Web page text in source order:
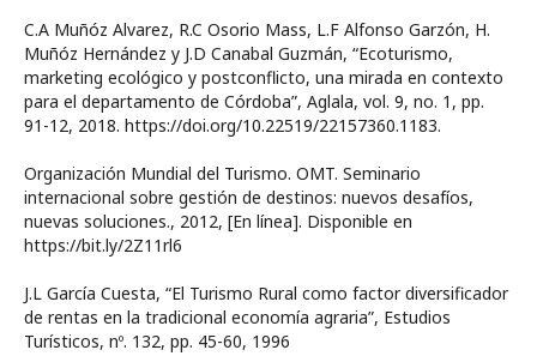
C.A Muñóz Alvarez, R.C Osorio Mass, L.F Alfonso Garzón, H.
Muñóz Hernández y J.D Canabal Guzmán, “Ecoturismo,
marketing ecológico y postconflicto, una mirada en contexto
para el departamento de Córdoba”, Aglala, vol. 9, no. 1, pp.
91-12, 2018. https://doi.org/10.22519/22157360.1183.
Organización Mundial del Turismo. OMT. Seminario
internacional sobre gestión de destinos: nuevos desafíos,
nuevas soluciones., 2012, [En línea]. Disponible en
https://bit.ly/2Z11rl6
J.L García Cuesta, “El Turismo Rural como factor diversificador
de rentas en la tradicional economía agraria”, Estudios
Turísticos, nº. 132, pp. 45-60, 1996